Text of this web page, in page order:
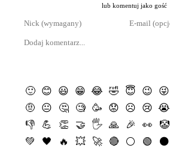
lub komentuj jako gość
🙂 😊 😃 😁 😂 🤣 😇 😉 😜
🤨
😐 🤔 🧐 🥳 😟 ☹️ 😢 😭
👎
💪 👏 🤝 🖐 🙏 🎉 👀 🤡
💚
🖤 🔥 💥 🚀 🔴 ⚪️ 🟢 ⚫️